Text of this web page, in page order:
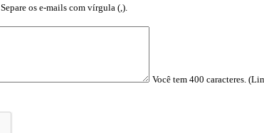
Separe os e-mails com vírgula (,).
Você tem 400 caracteres.